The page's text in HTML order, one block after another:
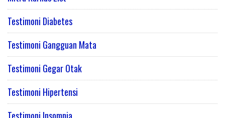
Testimoni Diabetes
Testimoni Gangguan Mata
Testimoni Gegar Otak
Testimoni Hipertensi